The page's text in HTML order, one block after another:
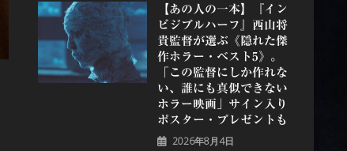
【あの人の一本】『イン
ビジブルハーフ』⻄⼭将
貴監督が選ぶ《隠れた傑
作ホラー・ベスト5》。
「この監督にしか作れな
い、誰にも真似できない
ホラー映画」サイン入り
ポスター・プレゼントも
2026年8月4日